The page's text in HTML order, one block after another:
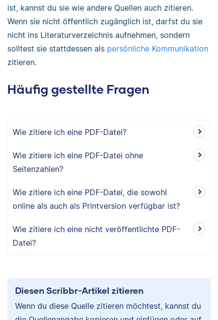
ist, kannst du sie wie andere Quellen auch zitieren.
Wenn sie nicht öffentlich zugänglich ist, darfst du sie
nicht ins Literaturverzeichnis aufnehmen, sondern
solltest sie stattdessen als persönliche Kommunikation
zitieren.
Häufig gestellte Fragen
Wie zitiere ich eine PDF-Datei?
Wie zitiere ich eine PDF-Datei ohne
Seitenzahlen?
Wie zitiere ich eine PDF-Datei, die sowohl
online als auch als Printversion verfügbar ist?
Wie zitiere ich eine nicht veröffentlichte PDF-
Datei?
Diesen Scribbr-Artikel zitieren
Wenn du diese Quelle zitieren möchtest, kannst du